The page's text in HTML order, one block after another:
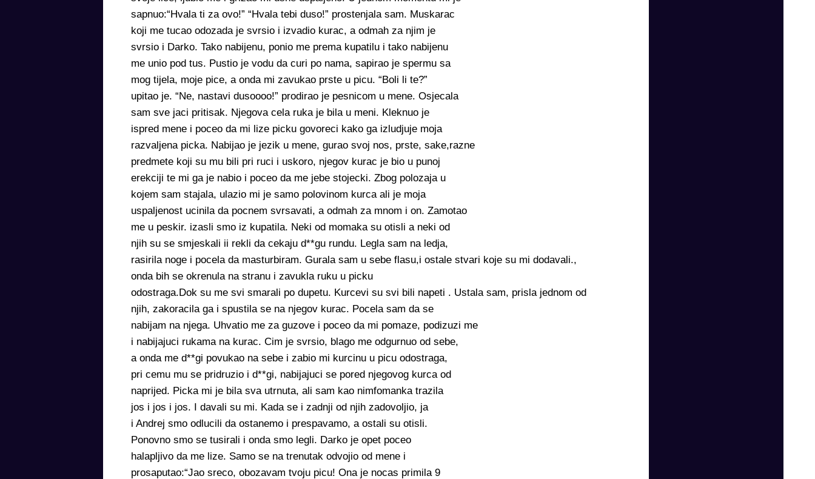
sapnuo:“Hvala ti za ovo!” “Hvala tebi duso!” prostenjala sam. Muskarac
koji me tucao odozada je svrsio i izvadio kurac, a odmah za njim je
svrsio i Darko. Tako nabijenu, ponio me prema kupatilu i tako nabijenu
me unio pod tus. Pustio je vodu da curi po nama, sapirao je spermu sa
mog tijela, moje pice, a onda mi zavukao prste u picu. “Boli li te?”
upitao je. “Ne, nastavi dusoooo!” prodirao je pesnicom u mene. Osjecala
sam sve jaci pritisak. Njegova cela ruka je bila u meni. Kleknuo je
ispred mene i poceo da mi lize picku govoreci kako ga izludjuje moja
razvaljena picka. Nabijao je jezik u mene, gurao svoj nos, prste, sake,razne
predmete koji su mu bili pri ruci i uskoro, njegov kurac je bio u punoj
erekciji te mi ga je nabio i poceo da me jebe stojecki. Zbog polozaja u
kojem sam stajala, ulazio mi je samo polovinom kurca ali je moja
uspaljenost ucinila da pocnem svrsavati, a odmah za mnom i on. Zamotao
me u peskir. izasli smo iz kupatila. Neki od momaka su otisli a neki od
njih su se smjeskali ii rekli da cekaju d**gu rundu. Legla sam na ledja,
rasirila noge i pocela da masturbiram. Gurala sam u sebe flasu,i ostale stvari koje su mi dodavali.,
onda bih se okrenula na stranu i zavukla ruku u picku
odostraga.Dok su me svi smarali po dupetu. Kurcevi su svi bili napeti . Ustala sam, prisla jednom od
njih, zakoracila ga i spustila se na njegov kurac. Pocela sam da se
nabijam na njega. Uhvatio me za guzove i poceo da mi pomaze, podizuzi me
i nabijajuci rukama na kurac. Cim je svrsio, blago me odgurnuo od sebe,
a onda me d**gi povukao na sebe i zabio mi kurcinu u picu odostraga,
pri cemu mu se pridruzio i d**gi, nabijajuci se pored njegovog kurca od
naprijed. Picka mi je bila sva utrnuta, ali sam kao nimfomanka trazila
jos i jos i jos. I davali su mi. Kada se i zadnji od njih zadovoljio, ja
i Andrej smo odlucili da ostanemo i prespavamo, a ostali su otisli.
Ponovno smo se tusirali i onda smo legli. Darko je opet poceo
halapljivo da me lize. Samo se na trenutak odvojio od mene i
prosaputao:“Jao sreco, obozavam tvoju picu! Ona je nocas primila 9